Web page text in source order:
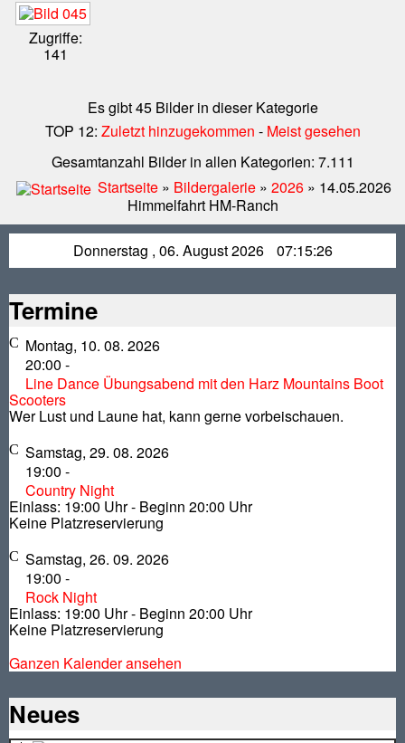
Zugriffe:
141
Es gibt 45 Bilder in dieser Kategorie
TOP 12: Zuletzt hinzugekommen - Meist gesehen
Gesamtanzahl Bilder in allen Kategorien: 7.111
Startseite » Bildergalerie » 2026 » 14.05.2026
Himmelfahrt HM-Ranch
Donnerstag , 06. August 2026 07:15:27
Termine
Montag, 10. 08. 2026
20:00 -
Line Dance Übungsabend mit den Harz Mountains Boot
Scooters
Wer Lust und Laune hat, kann gerne vorbeischauen.
Samstag, 29. 08. 2026
19:00 -
Country Night
Einlass: 19:00 Uhr - Beginn 20:00 Uhr
Keine Platzreservierung
Samstag, 26. 09. 2026
19:00 -
Rock Night
Einlass: 19:00 Uhr - Beginn 20:00 Uhr
Keine Platzreservierung
Ganzen Kalender ansehen
Neues